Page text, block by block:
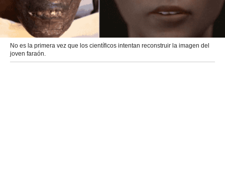
No es la primera vez que los científicos intentan reconstruir la imagen del
joven faraón.